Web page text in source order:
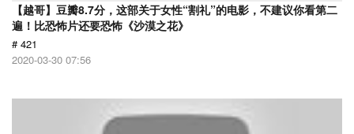
【越哥】豆瓣8.7分，这部关于女性“割礼”的电影，不建议你看第二
遍！比恐怖片还要恐怖《沙漠之花》
# 421
2020-03-30 07:56